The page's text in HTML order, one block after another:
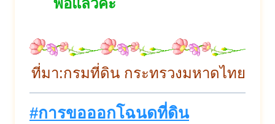
พอแล้วค่ะ
ที่มา:กรมที่ดิน กระทรวงมหาดไทย
Post
#การขอออกโฉนดที่ดิน